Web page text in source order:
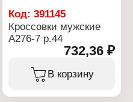
Код:391145
Кроссовки мужские
А276-7 р.44
732,36 ₽
В корзину